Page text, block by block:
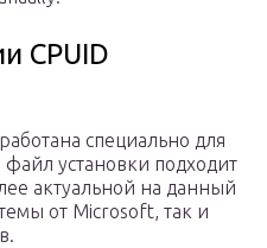
CPUID
специально для
файл установки подходит
актуальной на данный
от Microsoft, так и